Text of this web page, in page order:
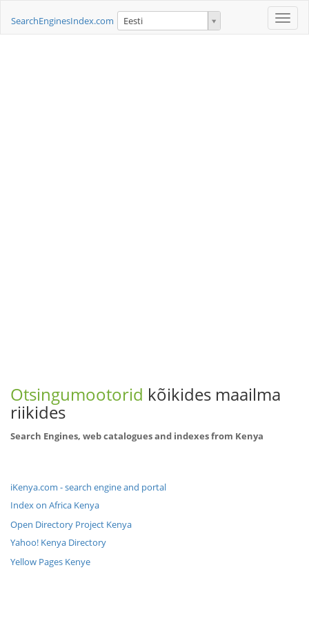
Toggle
SearchEnginesIndex.com Eesti
Otsingumootorid kõikides maailma
riikides
Search Engines, web catalogues and indexes from Kenya
iKenya.com - search engine and portal
Index on Africa Kenya
Open Directory Project Kenya
Yahoo! Kenya Directory
Yellow Pages Kenye